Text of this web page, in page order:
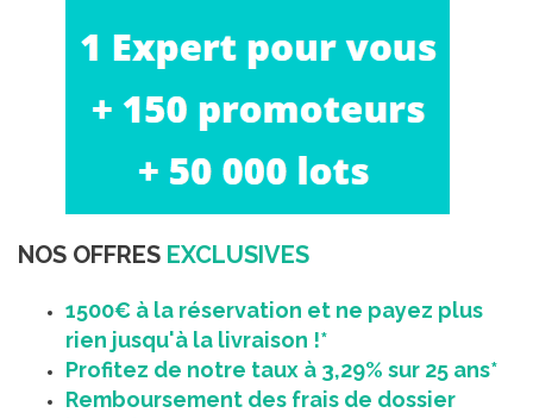
NOS OFFRES EXCLUSIVES
1500€ à la réservation et ne payez plus
rien jusqu'à la livraison !*
Profitez de notre taux à 3,29% sur 25 ans*
Remboursement des frais de dossier